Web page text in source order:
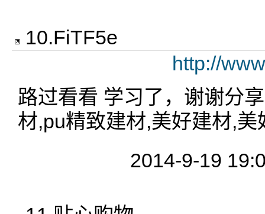
10.FiTF5e
http://
路过看看 学习了，谢谢分
材,pu精致建材,美好建材,美
2014-9-19